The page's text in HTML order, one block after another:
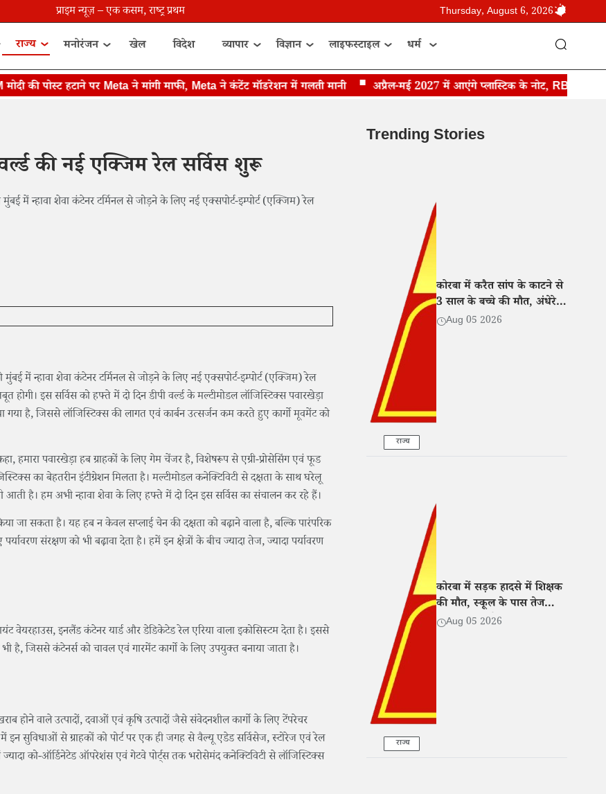
प्राइम न्यूज़ – एक कसम, राष्ट्र प्रथम Thursday, August 6, 2026
राज्य मनोरंजन खेल विदेश व्यापार विज्ञान लाइफस्टाइल धर्म
की पोस्ट हटाने पर Meta ने मांगी माफी, Meta ने कंटेंट मॉडरेशन में गलती मानी अप्रैल-मई 2027 में आएंगे प्लास्टिक के नोट, RBI गवर्नर संजय
की नई एक्जिम रेल सर्विस शुरू
में न्हावा शेवा कंटेनर टर्मिनल से जोड़ने के लिए नई एक्सपोर्ट-इम्पोर्ट (एक्जिम) रेल
में न्हावा शेवा कंटेनर टर्मिनल से जोड़ने के लिए नई एक्सपोर्ट-इम्पोर्ट (एक्जिम) रेल
इस सर्विस को हफ्ते में दो दिन डीपी वर्ल्ड के मल्टीमोडल लॉजिस्टिक्स पवारखेड़ा
गया है, जिससे लॉजिस्टिक्स की लागत एवं कार्बन उत्सर्जन कम करते हुए कार्गो मूवमेंट को
हमारा पवारखेड़ा हब ग्राहकों के लिए गेम चेंजर है, विशेषरूप से एग्री-प्रोसेसिंग एवं फूड
का बेहतरीन इंटीग्रेशन मिलता है। मल्टीमोडल कनेक्टिविटी से दक्षता के साथ घरेलू
आती है। हम अभी न्हावा शेवा के लिए हफ्ते में दो दिन इस सर्विस का संचालन कर रहे हैं।
जा सकता है। यह हब न केवल सप्लाई चेन की दक्षता को बढ़ाने वाला है, बल्कि पारंपरिक
संरक्षण को भी बढ़ावा देता है। हमें इन क्षेत्रों के बीच ज्यादा तेज, ज्यादा पर्यावरण
वेयरहाउस, इनलैंड कंटेनर यार्ड और डेडिकेटेड रेल एरिया वाला इकोसिस्टम देता है। इससे
है, जिससे कंटेनर्स को चावल एवं गारमेंट कार्गो के लिए उपयुक्त बनाया जाता है।
होने वाले उत्पादों, दवाओं एवं कृषि उत्पादों जैसे संवेदनशील कार्गो के लिए टेंपरेचर
सुविधाओं से ग्राहकों को पोर्ट पर एक ही जगह से वैल्यू एडेड सर्विसेज, स्टोरेज एवं रेल
को-ऑर्डिनेटेड ऑपरेशंस एवं गेटवे पोर्ट्स तक भरोसेमंद कनेक्टिविटी से लॉजिस्टिक्स
Trending Stories
राज्य
कोरबा में करैत सांप के काटने से
3 साल के बच्चे की मौत, अंधेरे में
हुआ गायब
Aug 05 2026
राज्य
कोरबा में सड़क हादसे में शिक्षक
की मौत, स्कूल के पास तेज
रफ्तार बाइक ने मारी टक्कर
Aug 05 2026